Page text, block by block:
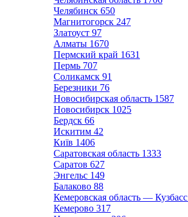
Челябинск 650
Магнитогорск 247
Златоуст 97
Алматы 1670
Пермский край 1631
Пермь 707
Соликамск 91
Березники 76
Новосибирская область 1587
Новосибирск 1025
Бердск 66
Искитим 42
Київ 1406
Саратовская область 1333
Саратов 627
Энгельс 149
Балаково 88
Кемеровская область — Кузбасс
Кемерово 317